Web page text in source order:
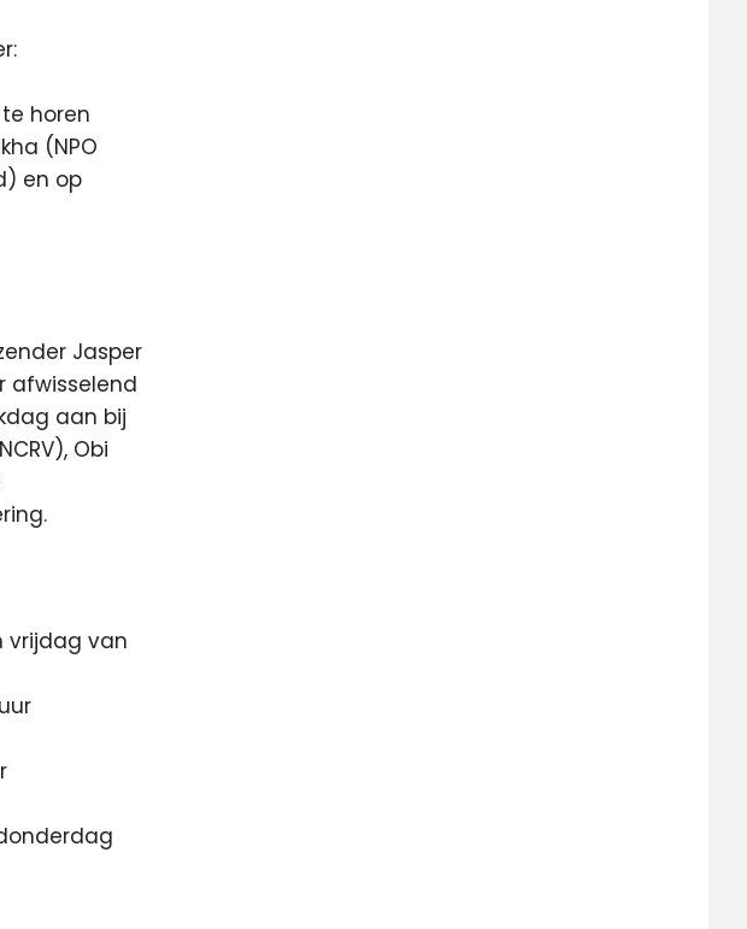
horen
(NPO
en op
Jasper
afwisselend
aan bij
Obi
vrijdag van